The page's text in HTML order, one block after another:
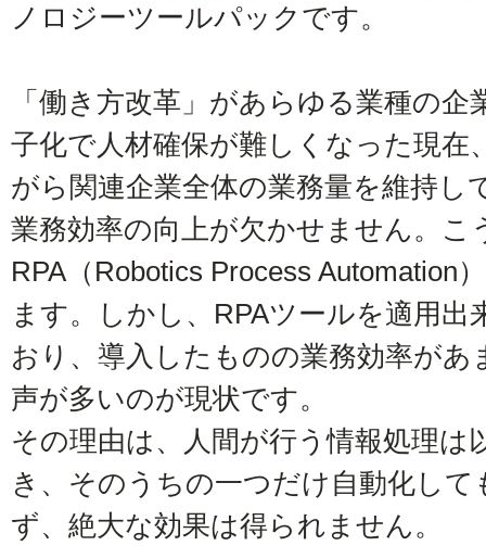
ノロジーツールパックです。
「働き方改革」があらゆる業種の
子化で人材確保が難しくなった現在
がら関連企業全体の業務量を維持し
業務効率の向上が欠かせません。こ
RPA（Robotics Process Automation
ます。しかし、RPAツールを適用
おり、導入したものの業務効率が
声が多いのが現状です。
その理由は、人間が行う情報処理は
き、そのうちの一つだけ自動化し
ず、絶大な効果は得られません。